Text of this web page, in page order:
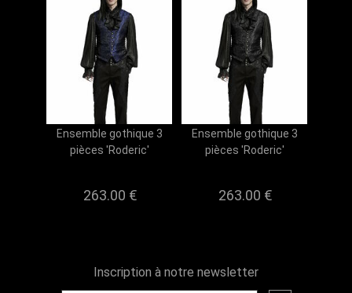
Ensemble gothique 3
pièces 'Roderic'
263.00 €
Ensemble gothique 3
pièces 'Roderic'
263.00 €
Inscription à notre newsletter